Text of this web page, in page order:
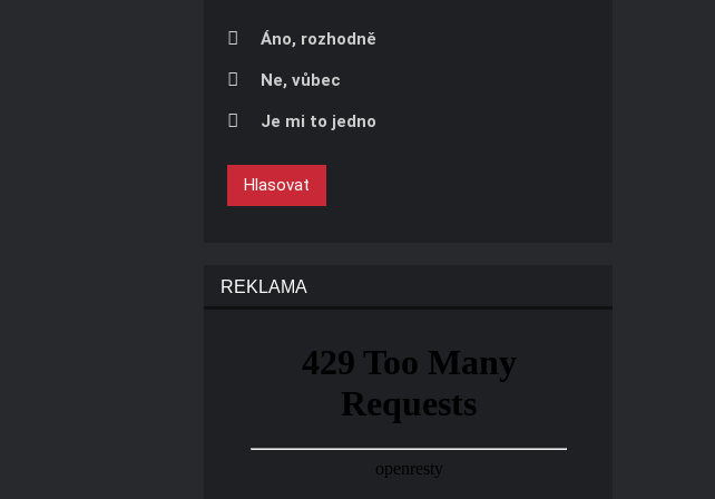
Áno, rozhodně
Ne, vůbec
Je mi to jedno
Hlasovat
REKLAMA